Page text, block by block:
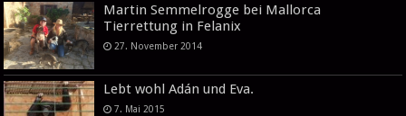
Martin Semmelrogge bei Mallorca
Tierrettung in Felanix
27. November 2014
Lebt wohl Adán und Eva.
7. Mai 2015